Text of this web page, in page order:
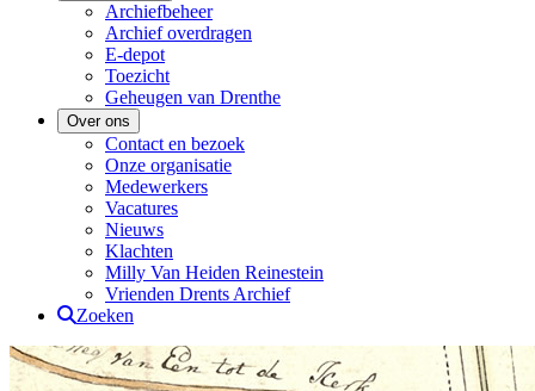
Archiefbeheer
Archief overdragen
E-depot
Toezicht
Geheugen van Drenthe
Over ons
Contact en bezoek
Onze organisatie
Medewerkers
Vacatures
Nieuws
Klachten
Milly Van Heiden Reinestein
Vrienden Drents Archief
Zoeken
Drents Archief